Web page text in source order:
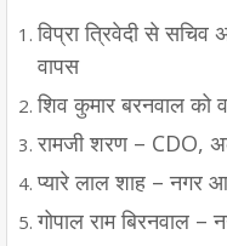
विप्रा त्रिवेदी से
वापस
शिव कुमार बरनवाल को
रामजी शरण – CDO,
प्यारे लाल शाह – नगर
गोपाल राम बिरनवाल